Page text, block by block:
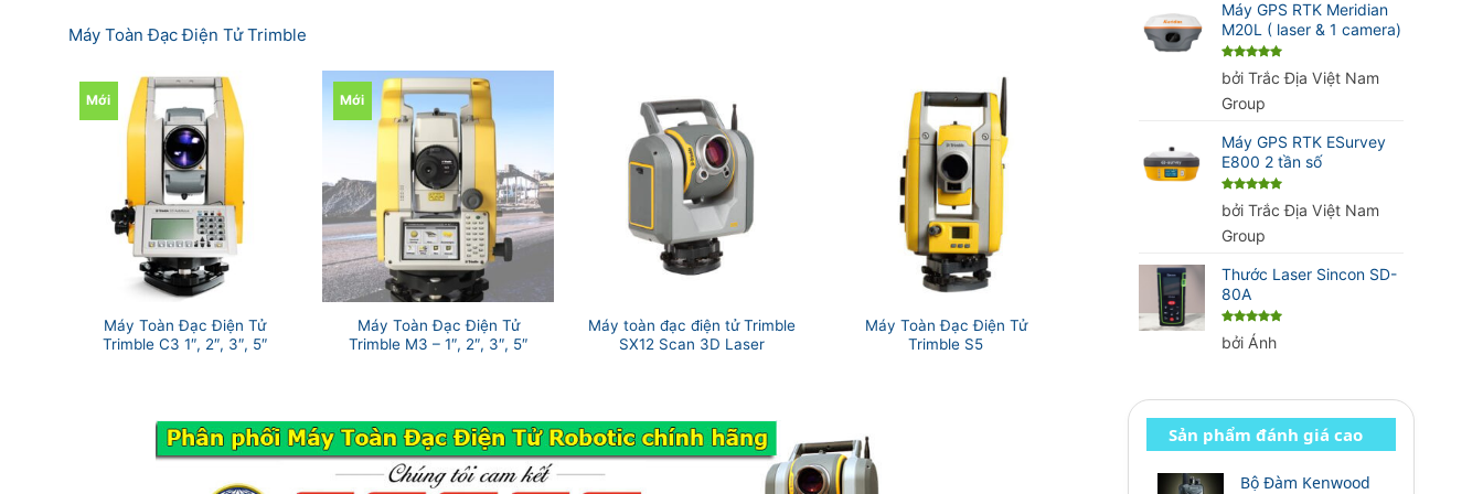
Máy Toàn Đạc Điện Tử Trimble
Mới
Máy Toàn Đạc Điện Tử
Trimble C3 1″, 2″, 3″, 5″
Mới
Máy Toàn Đạc Điện Tử
Trimble M3 – 1″, 2″, 3″, 5″
Máy toàn đạc điện tử Trimble
SX12 Scan 3D Laser
Máy Toàn Đạc Điện Tử
Trimble S5
Máy GPS RTK Meridian
M20L ( laser & 1 camera)
Được xếp
hạng55
bởi Trắc Địa Việt Nam
Group
Máy GPS RTK ESurvey
E800 2 tần số
Được xếp
hạng55
bởi Trắc Địa Việt Nam
Group
Thước Laser Sincon SD-
80A
Được xếp
hạng55
bởi Ánh
Sản phẩm đánh giá cao
Bộ Đàm Kenwood